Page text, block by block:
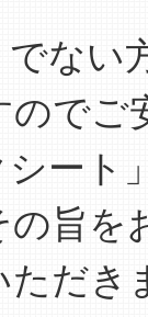
ない
でご
シー
旨を
ただき